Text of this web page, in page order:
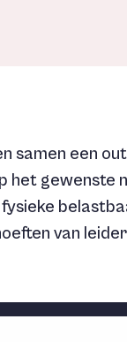
samen een
het gewenste
van